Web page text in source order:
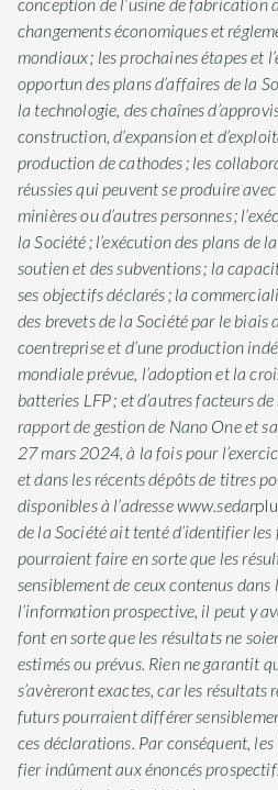
changements économiques et
mondiaux ; les prochaines étapes et
opportun des plans d’affaires de la
la technologie, des chaînes
construction, d’expansion et
production de cathodes ; les
réussies qui peuvent se produire
minières ou d’autres personnes ;
la Société ; l’exécution des plans de
soutien et des subventions ; la
ses objectifs déclarés ; la
des brevets de la Société par le biais
coentreprise et d’une production
mondiale prévue, l’adoption et la
batteries LFP ; et d’autres facteurs
rapport de gestion de Nano One et
27 mars 2024, à la fois pour
et dans les récents dépôts de titres
disponibles à l’adresse www.sedar
de la Société ait tenté d’identifier
pourraient faire en sorte que les
sensiblement de ceux contenus
l’information prospective, il peut y
font en sorte que les résultats ne
estimés ou prévus. Rien ne garantit
s’avèreront exactes, car les résultats
futurs pourraient différer
ces déclarations. Par conséquent,
fier indûment aux énoncés